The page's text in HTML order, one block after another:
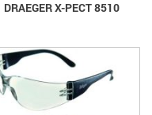
DRAEGER X-PECT 8510